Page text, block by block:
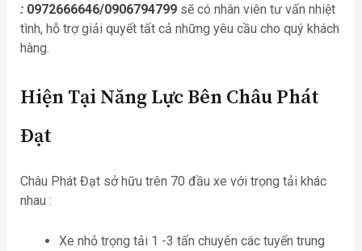
: 0972666646/0906794799sẽ có nhân viên tư vấn nhiệt
tình, hỗ trợ giải quyết tất cả những yêu cầu cho quý khách
hàng.
Hiện Tại Năng Lực Bên Châu Phát
Đạt
Châu Phát Đạt sở hữu trên 70 đầu xe với trọng tải khác
nhau :
Xe nhỏ trọng tải 1 -3 tấn chuyên các tuyến trung